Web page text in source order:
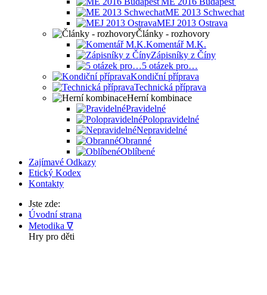
ME 2013 Schwechat
MEJ 2013 Ostrava
Články - rozhovory
Komentář M.K.
Zápisníky z Číny
5 otázek pro…
Kondiční příprava
Technická příprava
Herní kombinace
Pravidelné
Polopravidelné
Nepravidelné
Obranné
Oblíbené
Zajímavé Odkazy
Etický Kodex
Kontakty
Jste zde:
Úvodní strana
Metodika ∇
Hry pro děti